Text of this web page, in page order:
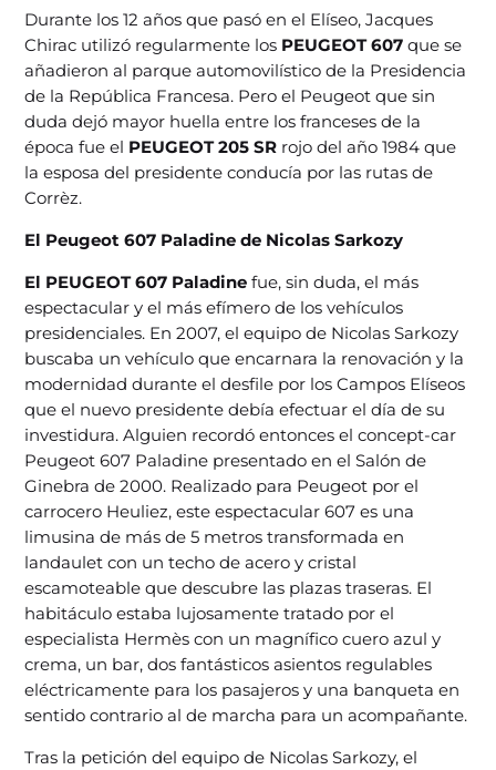
Durante los 12 años que pasó en el Elíseo, Jacques
Chirac utilizó regularmente los PEUGEOT 607 que se
añadieron al parque automovilístico de la Presidencia
de la República Francesa. Pero el Peugeot que sin
duda dejó mayor huella entre los franceses de la
época fue el PEUGEOT 205 SR rojo del año 1984 que
la esposa del presidente conducía por las rutas de
Corrèz.
El Peugeot 607 Paladine de Nicolas Sarkozy
El PEUGEOT 607 Paladine fue, sin duda, el más
espectacular y el más efímero de los vehículos
presidenciales. En 2007, el equipo de Nicolas Sarkozy
buscaba un vehículo que encarnara la renovación y la
modernidad durante el desfile por los Campos Elíseos
que el nuevo presidente debía efectuar el día de su
investidura. Alguien recordó entonces el concept-car
Peugeot 607 Paladine presentado en el Salón de
Ginebra de 2000. Realizado para Peugeot por el
carrocero Heuliez, este espectacular 607 es una
limusina de más de 5 metros transformada en
landaulet con un techo de acero y cristal
escamoteable que descubre las plazas traseras. El
habitáculo estaba lujosamente tratado por el
especialista Hermès con un magnífico cuero azul y
crema, un bar, dos fantásticos asientos regulables
eléctricamente para los pasajeros y una banqueta en
sentido contrario al de marcha para un acompañante.
Tras la petición del equipo de Nicolas Sarkozy, el